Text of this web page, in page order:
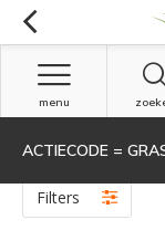
menu
ACTIECODE =
Producten
Filters